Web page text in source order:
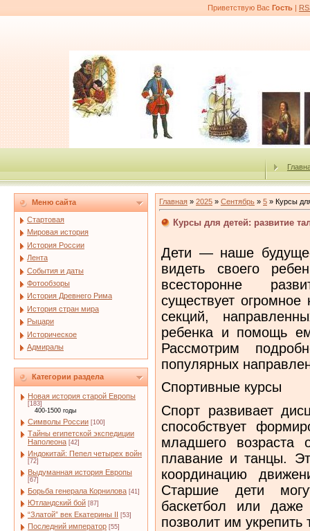
Приветствую Вас Гость |
Меню сайта
Стартовая
Мировая история
История России
Лента
События и даты
Фотообзоры
История Древнего Рима
История стран мира
Рыцари
Историческое
Адмиралы
Категории раздела
Новая история старой Европы
[183]
400-1500 годы
Символы России [100]
Тайны египетской экспедиции
Наполеона [42]
Индокитай: Пепел четырех войн
[72]
Выдуманная история Европы
[67]
Борьба генерала Корнилова [41]
Ютландский бой [87]
“Златой” век Екатерины II [53]
Последний император [55]
Главная » 2025 » Сентябрь » 5 » Курсы
Курсы для детей: развитие
Дети — наше
видеть своего
всесторонне
существует огромное
секций,
ребенка и помощь
Рассмотрим
популярных
Спортивные курсы
Спорт развивает
способствует
младшего возраста
плавание и танцы.
координацию
Старшие дети
баскетбол или даже
позволит им укрепить